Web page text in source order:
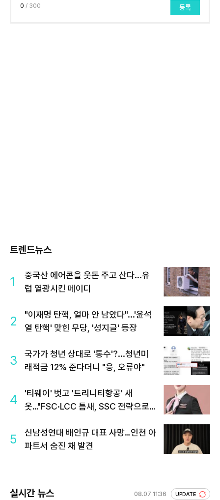
0 / 300 등록
트렌드뉴스
1
중국산 에어콘을 웃돈 주고 산다...유
럽 열광시킨 메이디
2
"이재명 탄핵, 얼마 안 남았다"...'윤석
열 탄핵' 맞힌 무당, '성지글' 등장
3
국가가 청년 상대로 '통수'?...청년미
래적금 12% 준다더니 "응, 오류야"
4
'티웨이' 벗고 '트리니티항공' 새
옷…"FSC·LCC 틈새, SSC 전략으로
5
신남성연대 배인규 대표 사망…인천 아
파트서 숨진 채 발견
실시간 뉴스 08.07 11:36 UPDATE